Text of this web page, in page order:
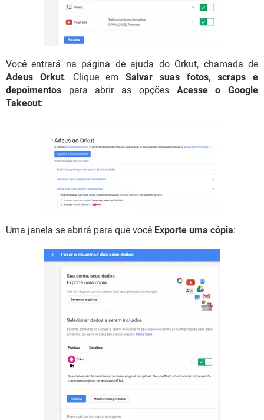
Você entrará na página de ajuda do Orkut, chamada de
Adeus Orkut. Clique em Salvar suas fotos, scraps e
depoimentos para abrir as opções Acesse o Google
Takeout:
Uma janela se abrirá para que você Exporte uma cópia: